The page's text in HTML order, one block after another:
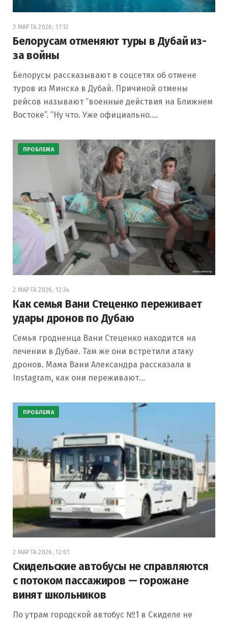
3 МАРТА 2026, 17:12
Белорусам отменяют туры в Дубай из-
за войны
Белорусы рассказывают в соцсетях об отмене
туров из Минска в Дубай. Причиной отмены
рейсов называют “военные действия на Ближнем
Востоке”. “Ну что. Уже официально.…
ПРОБЛЕМА
2 МАРТА 2026, 12:34
Как семья Вани Стеценко переживает
удары дронов по Дубаю
Семья гродненца Вани Стеценко находится на
лечении в Дубае. Там же они встретили атаку
дронов. Мама Вани Александра рассказала в
Instagram, как они переживают…
ПРОБЛЕМА
2 МАРТА 2026, 12:01
Скидельские автобусы не справляются
с потоком пассажиров — горожане
винят школьников
По утрам городской автобус №1 в Скиделе не